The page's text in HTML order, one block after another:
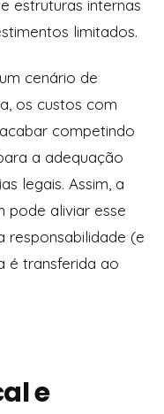
estruturas internas
limitados.
cenário de
os custos com
competindo
a adequação
legais. Assim, a
pode aliviar esse
responsabilidade (e
é transferida ao
e